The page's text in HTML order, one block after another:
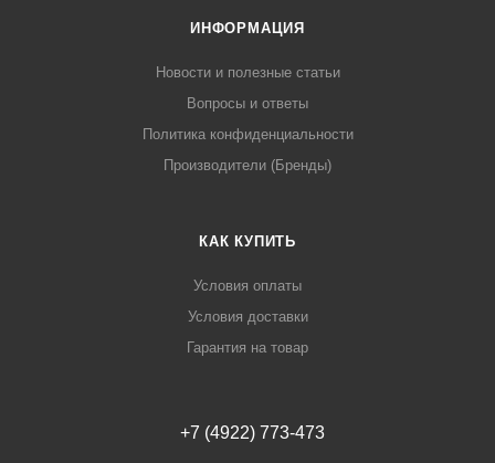
ИНФОРМАЦИЯ
Новости и полезные статьи
Вопросы и ответы
Политика конфиденциальности
Производители (Бренды)
КАК КУПИТЬ
Условия оплаты
Условия доставки
Гарантия на товар
+7 (4922) 773-473